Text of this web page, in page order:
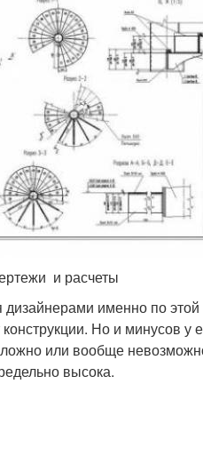
и расчеты
именно по
Но и минусов у
или вообще
высока.